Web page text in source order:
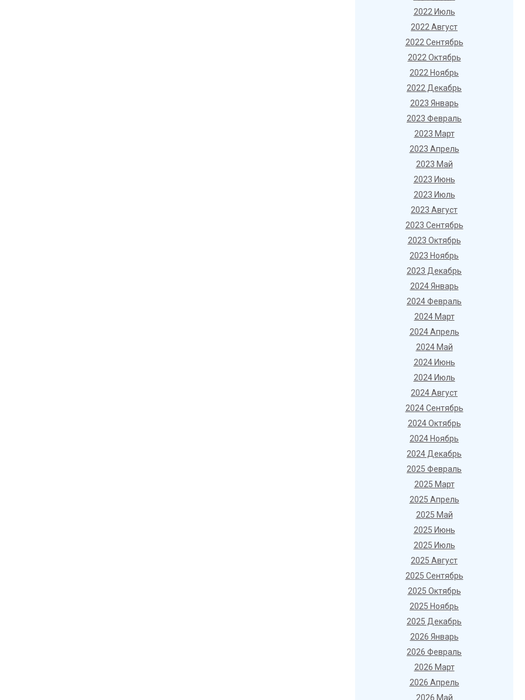
2022 Июль
2022 Август
2022 Сентябрь
2022 Октябрь
2022 Ноябрь
2022 Декабрь
2023 Январь
2023 Февраль
2023 Март
2023 Апрель
2023 Май
2023 Июнь
2023 Июль
2023 Август
2023 Сентябрь
2023 Октябрь
2023 Ноябрь
2023 Декабрь
2024 Январь
2024 Февраль
2024 Март
2024 Апрель
2024 Май
2024 Июнь
2024 Июль
2024 Август
2024 Сентябрь
2024 Октябрь
2024 Ноябрь
2024 Декабрь
2025 Февраль
2025 Март
2025 Апрель
2025 Май
2025 Июнь
2025 Июль
2025 Август
2025 Сентябрь
2025 Октябрь
2025 Ноябрь
2025 Декабрь
2026 Январь
2026 Февраль
2026 Март
2026 Апрель
2026 Май